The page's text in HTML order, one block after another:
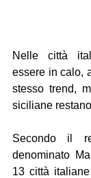
Nelle città
essere in calo,
stesso trend,
siciliane
Secondo il
denominato
13 città